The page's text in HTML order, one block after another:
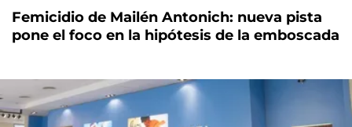
Femicidio de Mailén Antonich: nueva pista
pone el foco en la hipótesis de la emboscada